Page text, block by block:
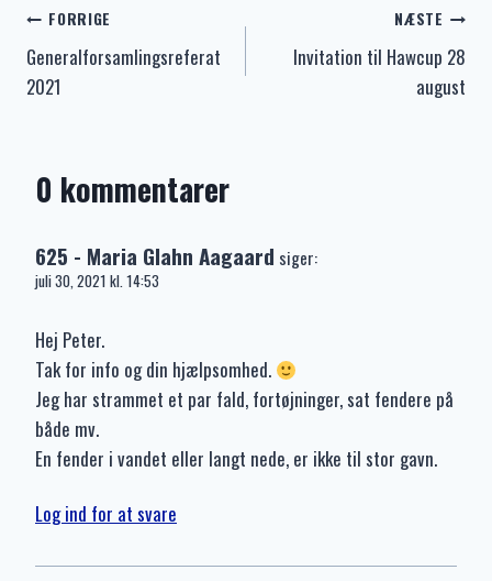
Indlægsnavigation
FORRIGE
Generalforsamlingsreferat
2021
NÆSTE
Invitation til Hawcup 28
august
0 kommentarer
625 - Maria Glahn Aagaard siger:
juli 30, 2021 kl. 14:53
Hej Peter.
Tak for info og din hjælpsomhed.
Jeg har strammet et par fald, fortøjninger, sat fendere på
både mv.
En fender i vandet eller langt nede, er ikke til stor gavn.
Log ind for at svare